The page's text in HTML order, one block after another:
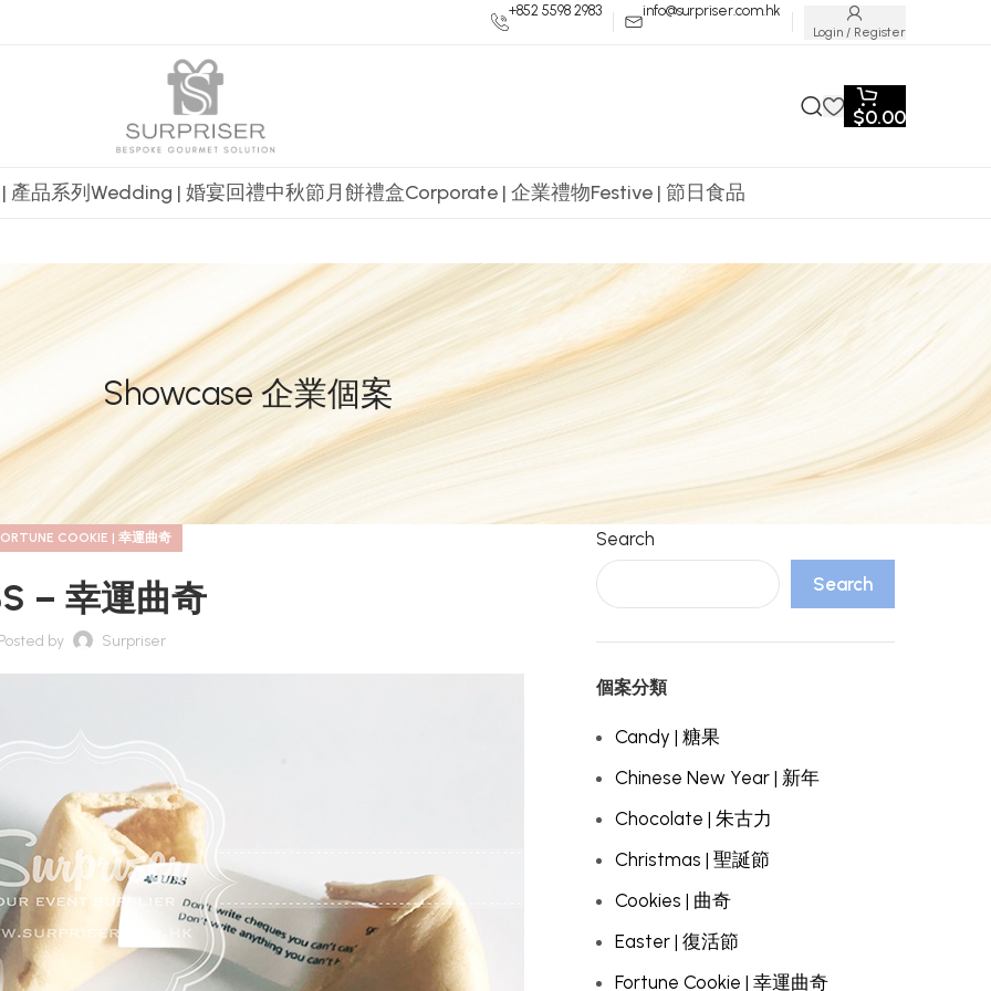
+852 5598 2983 info@surpriser.com.hk
Login / Register
$0.00
產品系列 Wedding | 婚宴回禮中秋節月餅禮盒Corporate | 企業禮物Festive | 節日食品
Showcase 企業個案
COOKIE | 幸運曲奇
– 幸運曲奇
by Surpriser
Search
Search
個案分類
Candy | 糖果
Chinese New Year | 新年
Chocolate | 朱古力
Christmas | 聖誕節
Cookies | 曲奇
Easter | 復活節
Fortune Cookie | 幸運曲奇